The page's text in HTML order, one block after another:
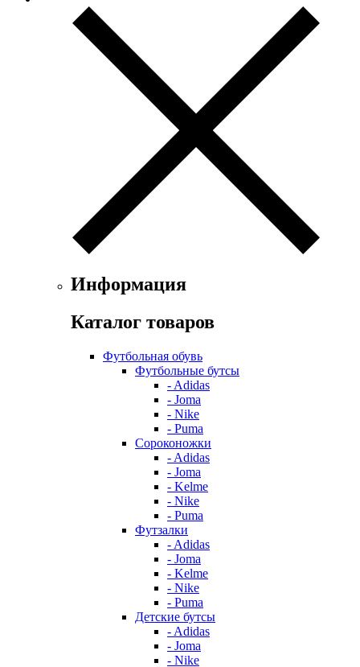
Информация
Каталог товаров
Футбольная обувь
Футбольные бутсы
- Adidas
- Joma
- Nike
- Puma
Сороконожки
- Adidas
- Joma
- Kelme
- Nike
- Puma
Футзалки
- Adidas
- Joma
- Kelme
- Nike
- Puma
Детские бутсы
- Adidas
- Joma
- Nike